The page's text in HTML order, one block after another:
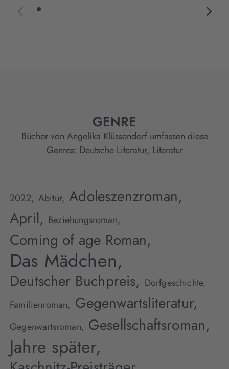
GENRE
Bücher von Angelika Klüssendorf umfassen diese
Genres: Deutsche Literatur, Literatur
2022, Abitur, Adoleszenzroman,
April, Beziehungsroman,
Coming of age Roman,
Das Mädchen,
Deutscher Buchpreis, Dorfgeschichte,
Familienroman, Gegenwartsliteratur,
Gegenwartsroman, Gesellschaftsroman,
Jahre später,